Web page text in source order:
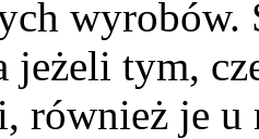
jeżeli tym,
również je u